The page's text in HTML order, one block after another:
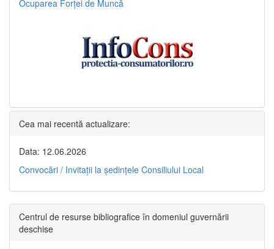
Ocuparea Forței de Muncă
Cea mai recentă actualizare:
Data: 12.06.2026
Convocări / Invitaţii la şedinţele Consiliului Local
Centrul de resurse bibliografice în domeniul guvernării
deschise